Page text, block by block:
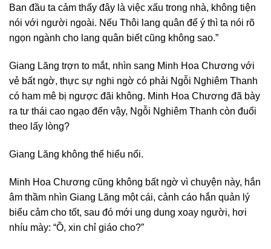
Ban đầu ta cảm thấy đây là việc xấu trong nhà, không tiện
nói với người ngoài. Nếu Thôi lang quân để ý thì ta nói rõ
ngọn ngành cho lang quân biết cũng không sao.”
Giang Lăng trợn to mắt, nhìn sang Minh Hoa Chương với
vẻ bất ngờ, thực sự nghi ngờ có phải Ngỗi Nghiêm Thanh
có ham mê bị ngược đãi không. Minh Hoa Chương đã bày
ra tư thái cao ngạo đến vậy, Ngỗi Nghiêm Thanh còn đuổi
theo lấy lòng?
Giang Lăng không thể hiểu nổi.
Minh Hoa Chương cũng không bất ngờ vì chuyện này, hắn
âm thầm nhìn Giang Lăng một cái, cảnh cáo hắn quản lý
biểu cảm cho tốt, sau đó mới ung dung xoay người, hơi
nhíu mày: “Ồ, xin chỉ giáo cho?”